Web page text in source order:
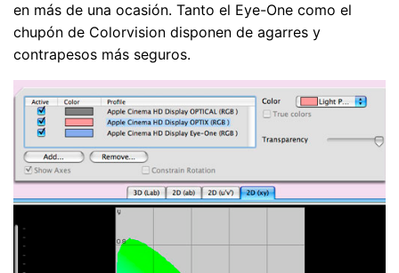
en más de una ocasión. Tanto el Eye-One como el
chupón de Colorvision disponen de agarres y
contrapesos más seguros.